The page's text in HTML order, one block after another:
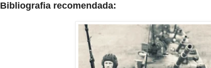
Bibliografia recomendada: